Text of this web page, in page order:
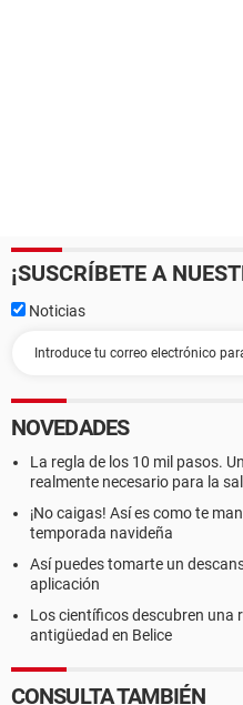
¡SUSCRÍBETE A
Noticias
NOVEDADES
La regla de los 10 mil pasos.
realmente necesario para la
¡No caigas! Así es como te
temporada navideña
Así puedes tomarte un
aplicación
Los científicos descubren una
antigüedad en Belice
CONSULTA TAMBIÉN